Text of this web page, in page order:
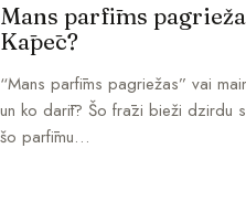
Mans parfīms
Kāpēc?
“Mans parfīms pagriežas” vai
un ko darīt? Šo frāzi bieži dzirdu
šo parfīmu…